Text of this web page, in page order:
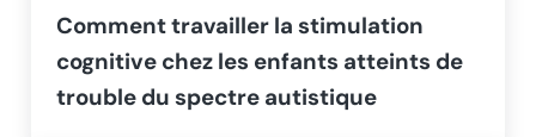
Comment travailler la stimulation
cognitive chez les enfants atteints de
trouble du spectre autistique